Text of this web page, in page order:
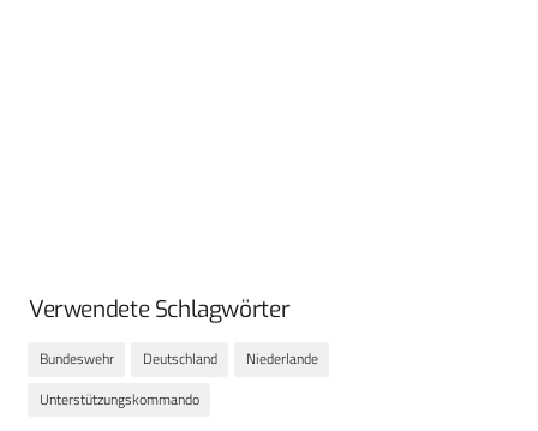
Verwendete Schlagwörter
Bundeswehr Deutschland
Niederlande
Unterstützungskommando